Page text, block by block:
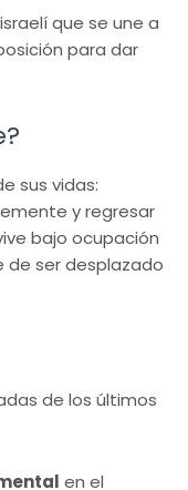
que se une a
para dar
sus vidas:
y regresar
bajo ocupación
ser desplazado
de los últimos
en el